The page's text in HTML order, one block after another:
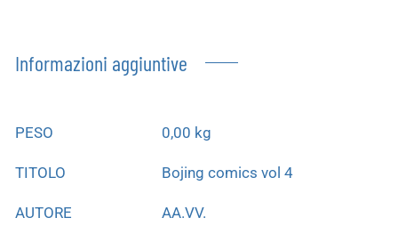
Informazioni aggiuntive
PESO 0,00 kg
TITOLO Bojing comics vol 4
AUTORE AA.VV.